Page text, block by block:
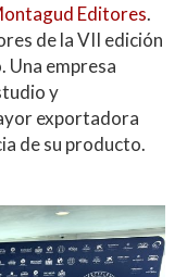
Editores.
de la VII edición
Una empresa
y
exportadora
de su producto.